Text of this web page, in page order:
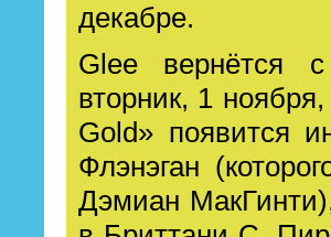
декабре.
Glee вернётся
вторник, 1
Gold» появится
Флэнэган
Дэмиан